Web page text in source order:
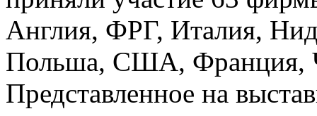
Англия, ФРГ, Италия,
Польша, США, Франция,
Представленное на